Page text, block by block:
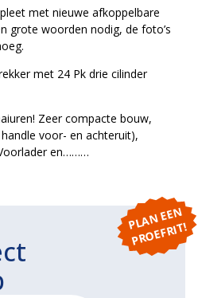
met nieuwe afkoppelbare
grote woorden nodig, de foto’s
met 24 Pk drie cilinder
Zeer compacte bouw,
voor- en achteruit),
en………
P
L
A
N
E
E
N
P
R
O
E
F
RI
T!